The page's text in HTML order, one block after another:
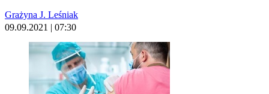
Grażyna J. Leśniak
09.09.2021 | 07:30